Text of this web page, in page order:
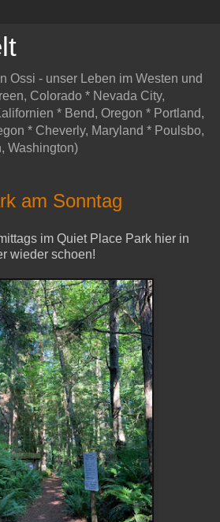
Ossi - unser Leben im Westen und
Colorado * Nevada City,
* Bend, Oregon * Portland,
* Cheverly, Maryland * Poulsbo,
Washington)
am Sonntag
im Quiet Place Park hier in
wieder schoen!